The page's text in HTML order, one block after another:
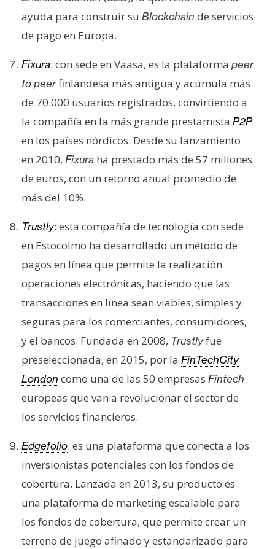
ayuda para construir su Blockchain de servicios
de pago en Europa.
Fixura: con sede en Vaasa, es la plataforma peer
to peerfinlandesa más antigua y acumula más
de 70.000 usuarios registrados, convirtiendo a
la compañía en la más grande prestamista P2P
en los países nórdicos. Desde su lanzamiento
en 2010, Fixura ha prestado más de 57 millones
de euros, con un retorno anual promedio de
más del 10%.
Trustly: esta compañía de tecnología con sede
en Estocolmo ha desarrollado un método de
pagos en línea que permite la realización
operaciones electrónicas, haciendo que las
transacciones en línea sean viables, simples y
seguras para los comerciantes, consumidores,
y el bancos. Fundada en 2008, Trustlyfue
preseleccionada, en 2015, por la FinTechCity
London como una de las 50 empresas Fintech
europeas que van a revolucionar el sector de
los servicios financieros.
Edgefolio: es una plataforma que conecta a los
inversionistas potenciales con los fondos de
cobertura. Lanzada en 2013, su producto es
una plataforma de marketing escalable para
los fondos de cobertura, que permite crear un
terreno de juego afinado y estandarizado para